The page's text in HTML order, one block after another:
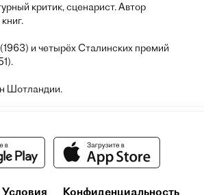
критик, сценарист. Автор
и четырёх Сталинских премий
Шотландии.
Условия Конфиденциальность